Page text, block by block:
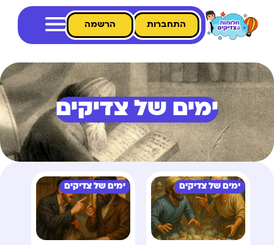
התחברות הרשמה
ימים של צדיקים
ימים של צדיקים ימים של צדיקים